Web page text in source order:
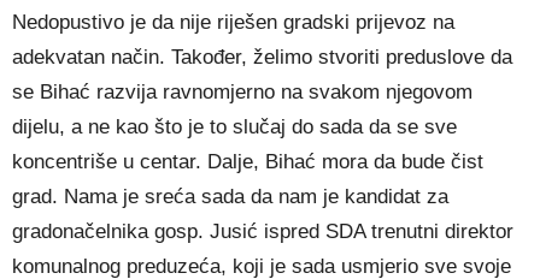
Nedopustivo je da nije riješen gradski prijevoz na
adekvatan način. Također, želimo stvoriti preduslove da
se Bihać razvija ravnomjerno na svakom njegovom
dijelu, a ne kao što je to slučaj do sada da se sve
koncentriše u centar. Dalje, Bihać mora da bude čist
grad. Nama je sreća sada da nam je kandidat za
gradonačelnika gosp. Jusić ispred SDA trenutni direktor
komunalnog preduzeća, koji je sada usmjerio sve svoje